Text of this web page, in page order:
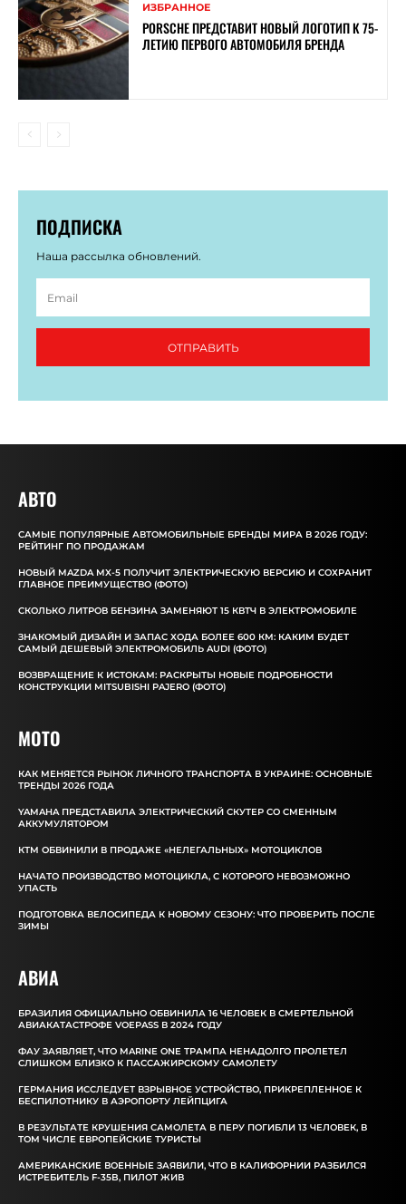
ИЗБРАННОЕ
PORSCHE ПРЕДСТАВИТ НОВЫЙ ЛОГОТИП К 75-
ЛЕТИЮ ПЕРВОГО АВТОМОБИЛЯ БРЕНДА
ПОДПИСКА
Наша рассылка обновлений.
ОТПРАВИТЬ
АВТО
САМЫЕ ПОПУЛЯРНЫЕ АВТОМОБИЛЬНЫЕ БРЕНДЫ МИРА В 2026 ГОДУ:
РЕЙТИНГ ПО ПРОДАЖАМ
НОВЫЙ MAZDA MX-5 ПОЛУЧИТ ЭЛЕКТРИЧЕСКУЮ ВЕРСИЮ И СОХРАНИТ
ГЛАВНОЕ ПРЕИМУЩЕСТВО (ФОТО)
СКОЛЬКО ЛИТРОВ БЕНЗИНА ЗАМЕНЯЮТ 15 КВТЧ В ЭЛЕКТРОМОБИЛЕ
ЗНАКОМЫЙ ДИЗАЙН И ЗАПАС ХОДА БОЛЕЕ 600 КМ: КАКИМ БУДЕТ
САМЫЙ ДЕШЕВЫЙ ЭЛЕКТРОМОБИЛЬ AUDI (ФОТО)
ВОЗВРАЩЕНИЕ К ИСТОКАМ: РАСКРЫТЫ НОВЫЕ ПОДРОБНОСТИ
КОНСТРУКЦИИ MITSUBISHI PAJERO (ФОТО)
MOTO
КАК МЕНЯЕТСЯ РЫНОК ЛИЧНОГО ТРАНСПОРТА В УКРАИНЕ: ОСНОВНЫЕ
ТРЕНДЫ 2026 ГОДА
YAMAHA ПРЕДСТАВИЛА ЭЛЕКТРИЧЕСКИЙ СКУТЕР СО СМЕННЫМ
АККУМУЛЯТОРОМ
КТМ ОБВИНИЛИ В ПРОДАЖЕ «НЕЛЕГАЛЬНЫХ» МОТОЦИКЛОВ
НАЧАТО ПРОИЗВОДСТВО МОТОЦИКЛА, С КОТОРОГО НЕВОЗМОЖНО
УПАСТЬ
ПОДГОТОВКА ВЕЛОСИПЕДА К НОВОМУ СЕЗОНУ: ЧТО ПРОВЕРИТЬ ПОСЛЕ
ЗИМЫ
АВИА
БРАЗИЛИЯ ОФИЦИАЛЬНО ОБВИНИЛА 16 ЧЕЛОВЕК В СМЕРТЕЛЬНОЙ
АВИАКАТАСТРОФЕ VOEPASS В 2024 ГОДУ
ФАУ ЗАЯВЛЯЕТ, ЧТО MARINE ONE ТРАМПА НЕНАДОЛГО ПРОЛЕТЕЛ
СЛИШКОМ БЛИЗКО К ПАССАЖИРСКОМУ САМОЛЕТУ
ГЕРМАНИЯ ИССЛЕДУЕТ ВЗРЫВНОЕ УСТРОЙСТВО, ПРИКРЕПЛЕННОЕ К
БЕСПИЛОТНИКУ В АЭРОПОРТУ ЛЕЙПЦИГА
В РЕЗУЛЬТАТЕ КРУШЕНИЯ САМОЛЕТА В ПЕРУ ПОГИБЛИ 13 ЧЕЛОВЕК, В
ТОМ ЧИСЛЕ ЕВРОПЕЙСКИЕ ТУРИСТЫ
АМЕРИКАНСКИЕ ВОЕННЫЕ ЗАЯВИЛИ, ЧТО В КАЛИФОРНИИ РАЗБИЛСЯ
ИСТРЕБИТЕЛЬ F-35B, ПИЛОТ ЖИВ